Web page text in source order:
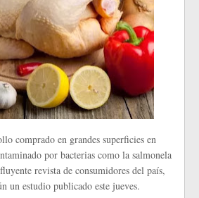
comprado en grandes superficies en
por bacterias como la salmonela
revista de consumidores del país,
un estudio publicado este jueves.